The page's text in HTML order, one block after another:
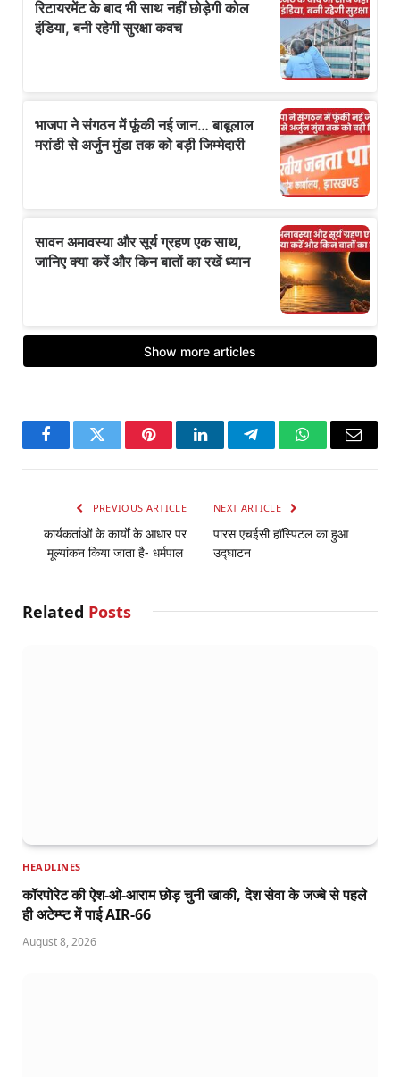
FacebookTwitter PinterestLinkedInTelegramWhatsApp
Email
PREVIOUS ARTICLE
कार्यकर्ताओं के कार्यों के आधार पर
मूल्यांकन किया जाता है- धर्मपाल
NEXT ARTICLE
पारस एचईसी हॉस्पिटल का हुआ
उद्घाटन
Related Posts
HEADLINES
कॉरपोरेट की ऐश-ओ-आराम छोड़ चुनी खाकी, देश सेवा के जज्बे से पहले
ही अटेम्प्ट में पाई AIR-66
August 8, 2026